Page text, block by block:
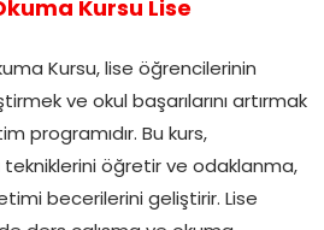
Kursu Lise
Kursu, lise öğrencilerinin
ve okul başarılarını artırmak
programıdır. Bu kurs,
tekniklerini öğretir ve odaklanma,
becerilerini geliştirir. Lise